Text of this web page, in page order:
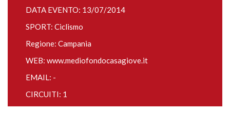
DATA EVENTO: 13/07/2014
SPORT: Ciclismo
Regione: Campania
WEB: www.mediofondocasagiove.it
EMAIL: -
CIRCUITI: 1